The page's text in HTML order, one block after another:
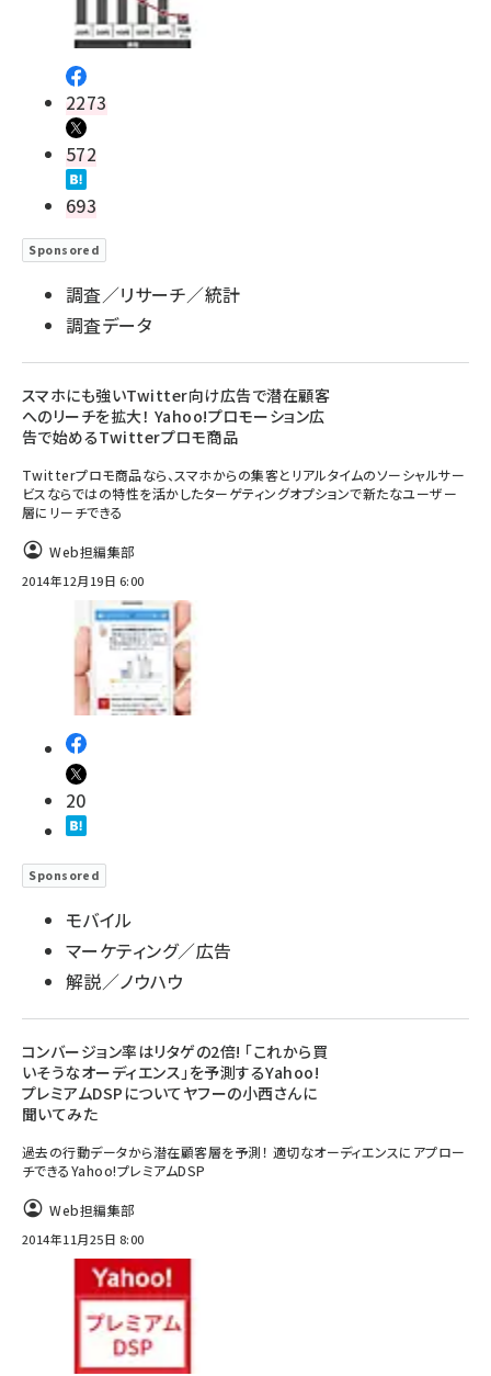
2273
572
693
Sponsored
調査／リサーチ／統計
調査データ
スマホにも強いTwitter向け広告で潜在顧客
へのリーチを拡大！ Yahoo!プロモーション広
告で始めるTwitterプロモ商品
Twitterプロモ商品なら、スマホからの集客とリアルタイムのソーシャルサー
ビスならではの特性を活かしたターゲティングオプションで新たなユーザー
層にリーチできる
Web担編集部
2014年12月19日 6:00
20
Sponsored
モバイル
マーケティング／広告
解説／ノウハウ
コンバージョン率はリタゲの2倍! 「これから買
いそうなオーディエンス」を予測するYahoo!
プレミアムDSPについてヤフーの小西さんに
聞いてみた
過去の行動データから潜在顧客層を予測！ 適切なオーディエンスにアプロー
チできるYahoo!プレミアムDSP
Web担編集部
2014年11月25日 8:00